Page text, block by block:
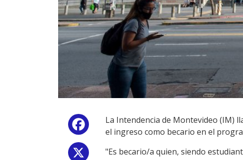
Facebook
La Intendencia de Montevideo (IM)
el ingreso como becario en el
"Es becario/a quien, siendo